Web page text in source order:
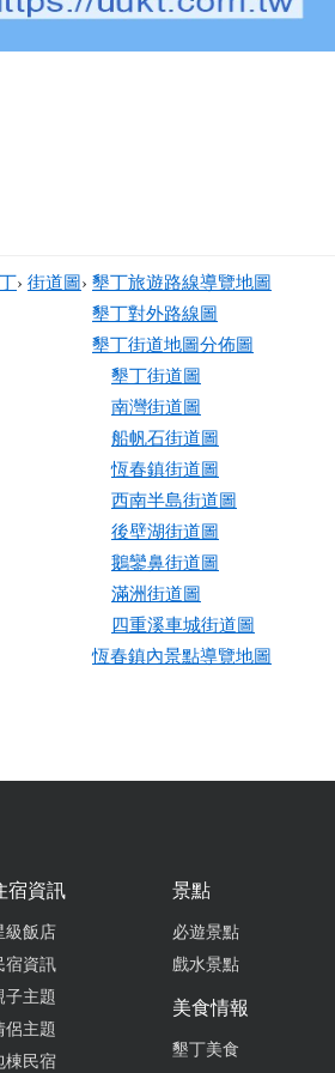
› 街道圖› 墾丁旅遊路線導覽地圖
墾丁對外路線圖
墾丁街道地圖分佈圖
墾丁街道圖
南灣街道圖
船帆石街道圖
恆春鎮街道圖
西南半島街道圖
後壁湖街道圖
鵝鑾鼻街道圖
滿洲街道圖
四重溪車城街道圖
恆春鎮內景點導覽地圖
宿資訊
級飯店
宿資訊
子主題
侶主題
棟民宿
景點
必遊景點
戲水景點
美食情報
墾丁美食